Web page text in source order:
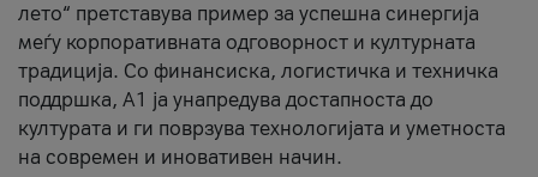
лето“ претставува пример за успешна синергија
меѓу корпоративната одговорност и културната
традиција. Со финансиска, логистичка и техничка
поддршка, A1 ја унапредува достапноста до
културата и ги поврзува технологијата и уметноста
на современ и иновативен начин.